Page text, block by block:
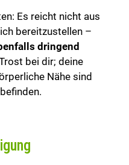
Es reicht nicht aus
bereitzustellen –
dringend
bei dir; deine
Nähe sind